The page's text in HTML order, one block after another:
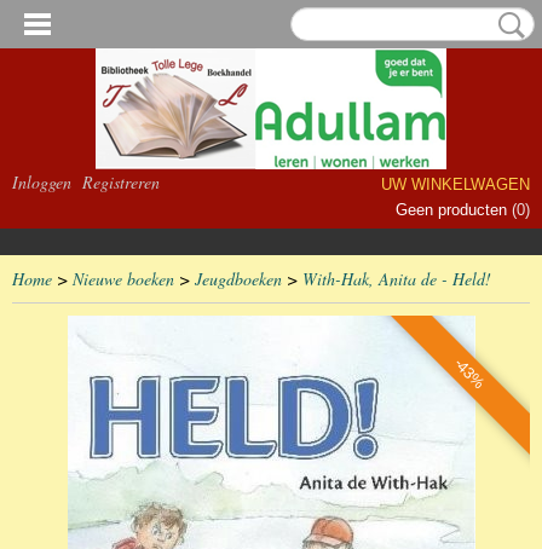
Inloggen Registreren
UW WINKELWAGEN
Geen producten (0)
Home > Nieuwe boeken > Jeugdboeken > With-Hak, Anita de - Held!
-43%